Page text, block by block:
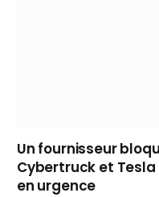
Un fournisseur
Cybertruck et
en urgence